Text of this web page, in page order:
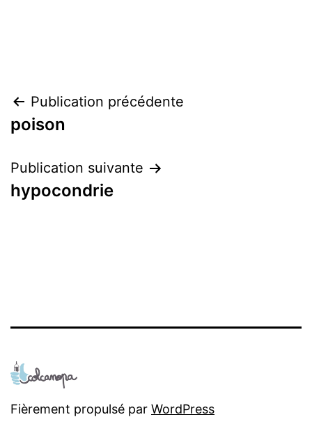
Navigation
de
l’article
Publication précédente
poison
Publication suivante
hypocondrie
Fièrement propulsé par WordPress